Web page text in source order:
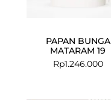
PAPAN BUNGA
MATARAM 19
Rp1.246.000